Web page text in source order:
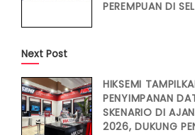
PEREMPUAN DI
Next Post
HIKSEMI
PENYIMPANAN
SKENARIO DI
2026, DUKUNG